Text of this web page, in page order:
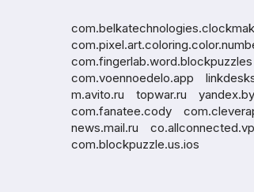
com.fingerlab.word.blockpuzzles
com.voennoedelo.app
m.avito.ru
topwar.ru yandex.by
com.fanatee.cody
news.mail.ru
com.blockpuzzle.us.ios